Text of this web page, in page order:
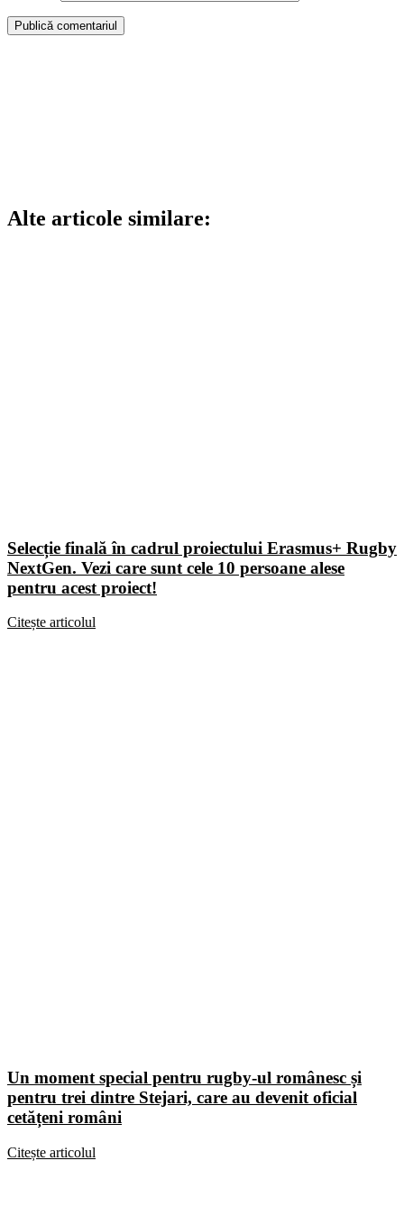
Alte articole similare:
Selecție finală în cadrul proiectului Erasmus+ Rugby
NextGen. Vezi care sunt cele 10 persoane alese
pentru acest proiect!
Citește articolul
Un moment special pentru rugby-ul românesc și
pentru trei dintre Stejari, care au devenit oficial
cetățeni români
Citește articolul